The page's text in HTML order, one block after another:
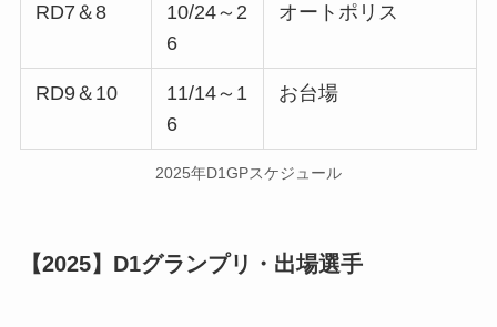
RD7＆8
10/24～2
6
オートポリス
RD9＆10
11/14～1
6
お台場
2025年D1GPスケジュール
【2025】D1グランプリ・出場選手